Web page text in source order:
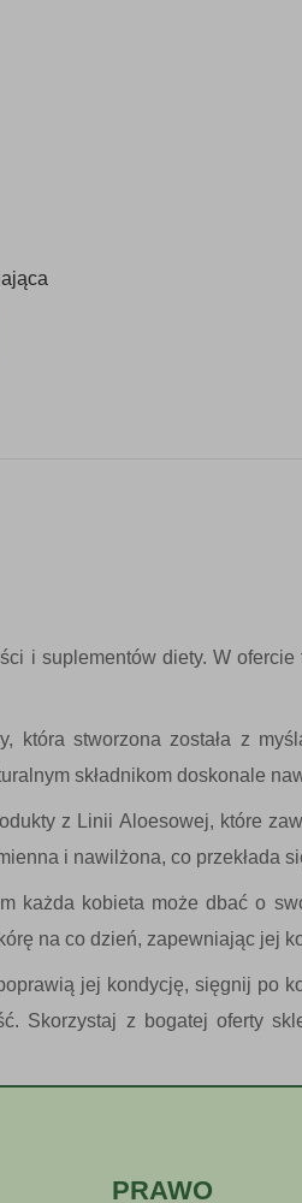
i suplementów diety. W
która stworzona została z
składnikom doskonale
z Linii Aloesowej, które
i nawilżona, co przekłada
każda kobieta może dbać o
na co dzień, zapewniając jej
jej kondycję, sięgnij po
Skorzystaj z bogatej oferty
PRAWO